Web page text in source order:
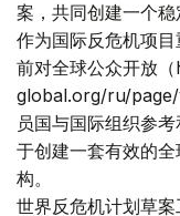
案，共同创建一个
作为国际反危机项
前对全球公众开放
global.org/ru/page/
员国与国际组织参
于创建一套有效的
构。
世界反危机计划草